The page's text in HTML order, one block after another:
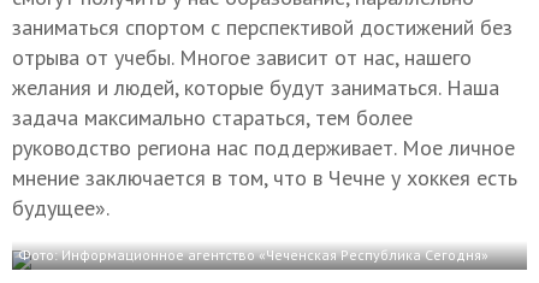
заниматься спортом с перспективой достижений без
отрыва от учебы. Многое зависит от нас, нашего
желания и людей, которые будут заниматься. Наша
задача максимально стараться, тем более
руководство региона нас поддерживает. Мое личное
мнение заключается в том, что в Чечне у хоккея есть
будущее».
Фото: Информационное агентство «Чеченская Республика Сегодня»